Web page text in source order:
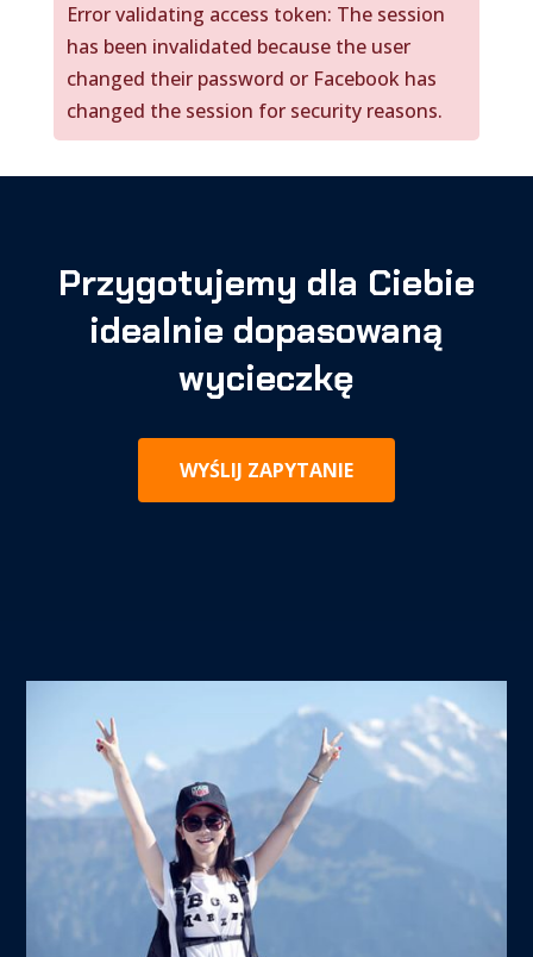
Error validating access token: The session
has been invalidated because the user
changed their password or Facebook has
changed the session for security reasons.
Przygotujemy dla Ciebie
idealnie dopasowaną
wycieczkę
WYŚLIJ ZAPYTANIE